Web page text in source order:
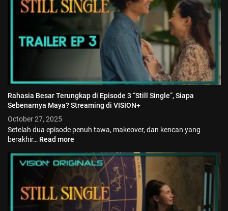
Rahasia Besar Terungkap di Episode 3 “Still Single”, Siapa
Sebenarnya Maya? Streaming di VISION+
October 27, 2025
Setelah dua episode penuh tawa, makeover, dan kencan yang
berakhir… Read more